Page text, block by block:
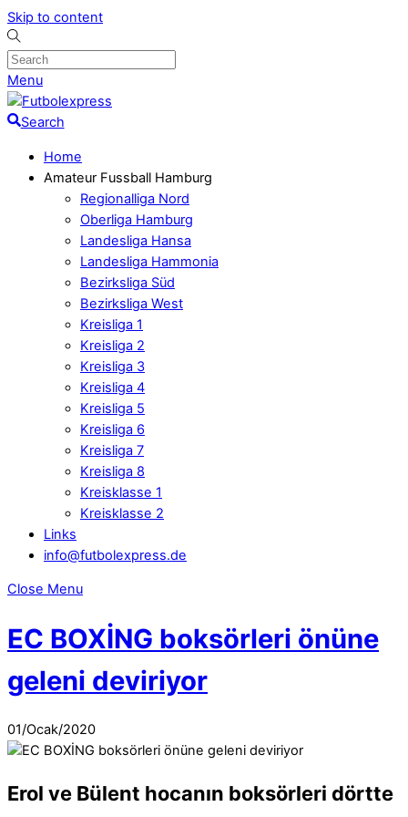
Skip to content
Menu
Search
Home
Amateur Fussball Hamburg
Regionalliga Nord
Oberliga Hamburg
Landesliga Hansa
Landesliga Hammonia
Bezirksliga Süd
Bezirksliga West
Kreisliga 1
Kreisliga 2
Kreisliga 3
Kreisliga 4
Kreisliga 5
Kreisliga 6
Kreisliga 7
Kreisliga 8
Kreisklasse 1
Kreisklasse 2
Links
info@futbolexpress.de
Close Menu
EC BOXİNG boksörleri önüne
geleni deviriyor
01/Ocak/2020
Erol ve Bülent hocanın boksörleri dörtte